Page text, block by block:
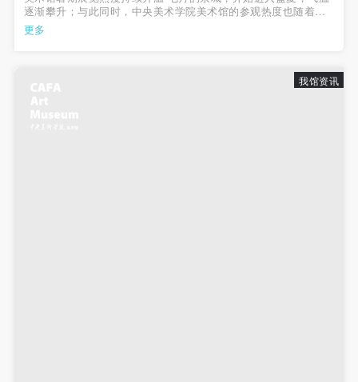
逐渐攀升；与此同时，中央美术学院美术馆的参观热度也随着暑
期的到来持续升温。炎炎夏日，走进美术馆，或“取经问道”于展
品，或三五好友同行游览，或亲子畅游，在一丝清凉中细细品味
更多
我馆资讯